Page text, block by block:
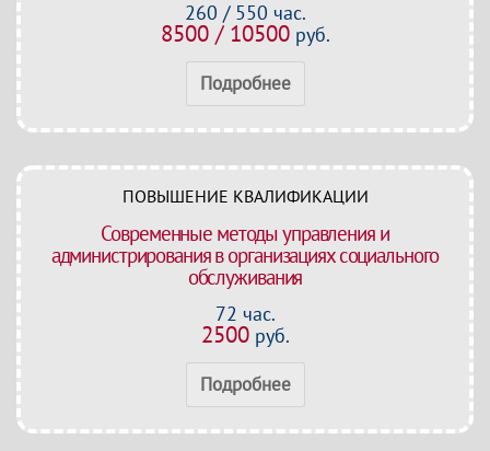
260 / 550 час.
8500 / 10500руб.
Подробнее
ПОВЫШЕНИЕ КВАЛИФИКАЦИИ
Современные методы управления и
администрирования в организациях социального
обслуживания
72 час.
2500руб.
Подробнее